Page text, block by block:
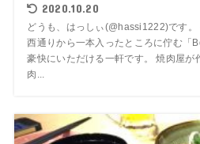
2020.10.20
どうも、はっしぃ(@hassi1222)です
西通りから一本入ったところに佇む「
豪快にいただける一軒です。 焼肉屋
肉...